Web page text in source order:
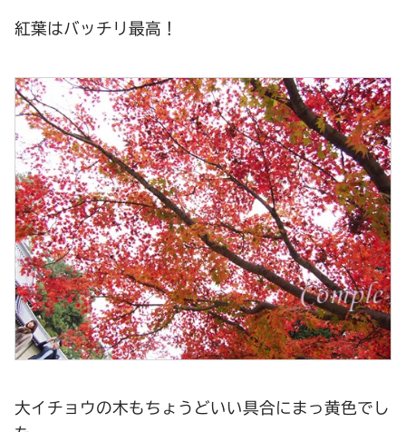
紅葉はバッチリ最高！
大イチョウの木もちょうどいい具合にまっ黄色でし